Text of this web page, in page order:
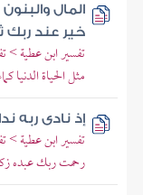
المال
خير عند ربك
تفسير ابن عطية
مثل الحياة الدنيا
إذ نادى ربه
تفسير ابن عطية
رحمت ربك عبده